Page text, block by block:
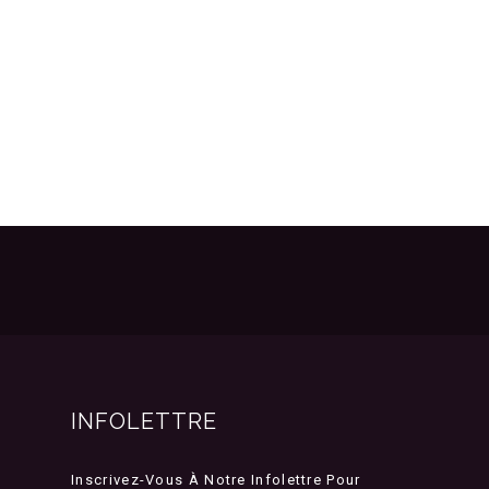
INFOLETTRE
Inscrivez-Vous À Notre Infolettre Pour